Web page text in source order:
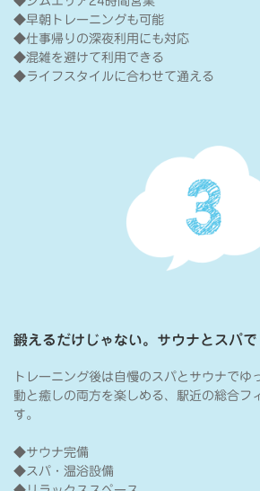
◆早朝トレーニングも可能
◆仕事帰りの深夜利用にも対応
◆混雑を避けて利用できる
◆ライフスタイルに合わせて通える
鍛えるだけじゃない。サウナとスパで
トレーニング後は自慢のスパとサウナでゆ
動と癒しの両方を楽しめる、駅近の総合フ
す。
◆サウナ完備
◆スパ・温浴設備